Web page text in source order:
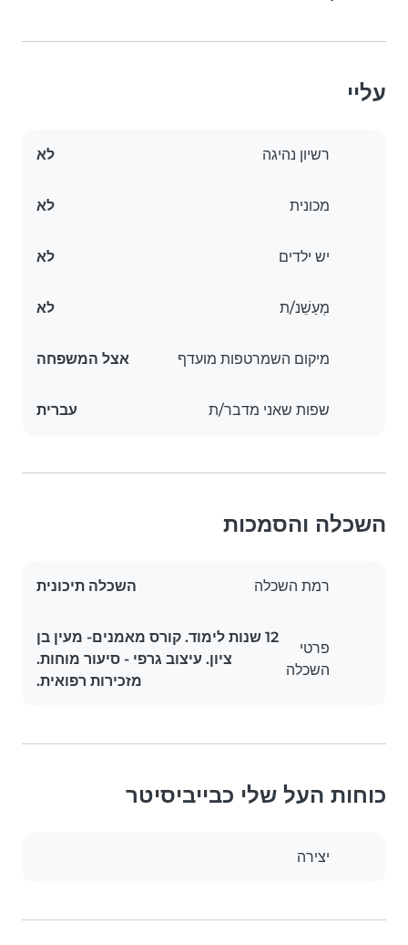
עליי
רשיון נהיגה לא
מכונית לא
יש ילדים לא
מְעַשֵׁנ/ת לא
מיקום השמרטפות מועדף אצל המשפחה
שפות שאני מדבר/ת עברית
השכלה והסמכות
רמת השכלה השכלה תיכונית
פרטי
השכלה
12 שנות לימוד. קורס מאמנים- מעין בן
ציון. עיצוב גרפי - סיעור מוחות.
מזכירות רפואית.
כוחות העל שלי כבייביסיטר
יצירה